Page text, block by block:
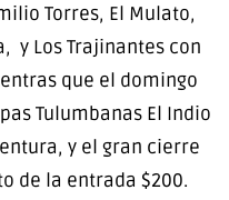
Torres, El Mulato,
y Los Trajinantes con
que el domingo
Tulumbanas El Indio
y el gran cierre
de la entrada $200.